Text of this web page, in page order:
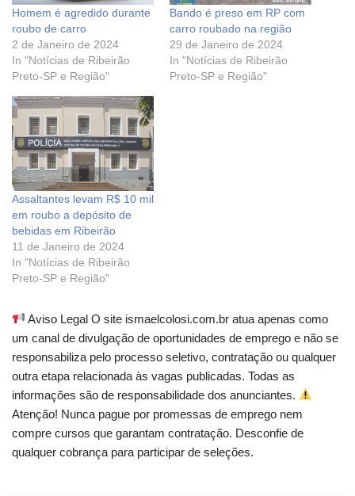
Homem é agredido durante
roubo de carro
2 de Janeiro de 2024
In "Notícias de Ribeirão
Preto-SP e Região"
Bando é preso em RP com
carro roubado na região
29 de Janeiro de 2024
In "Notícias de Ribeirão
Preto-SP e Região"
Assaltantes levam R$ 10 mil
em roubo a depósito de
bebidas em Ribeirão
11 de Janeiro de 2024
In "Notícias de Ribeirão
Preto-SP e Região"
Aviso Legal O site ismaelcolosi.com.br atua apenas como
um canal de divulgação de oportunidades de emprego e não se
responsabiliza pelo processo seletivo, contratação ou qualquer
outra etapa relacionada às vagas publicadas. Todas as
informações são de responsabilidade dos anunciantes.
Atenção! Nunca pague por promessas de emprego nem
compre cursos que garantam contratação. Desconfie de
qualquer cobrança para participar de seleções.